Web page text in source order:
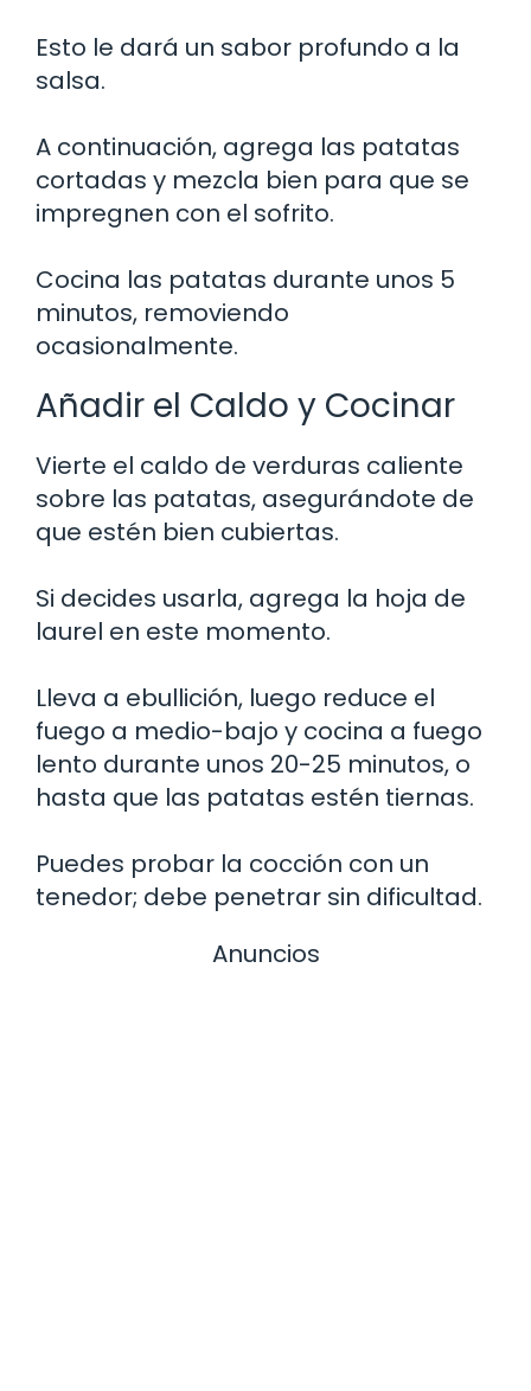
Esto le dará un sabor profundo a la
salsa.
A continuación, agrega las patatas
cortadas y mezcla bien para que se
impregnen con el sofrito.
Cocina las patatas durante unos 5
minutos, removiendo
ocasionalmente.
Añadir el Caldo y Cocinar
Vierte el caldo de verduras caliente
sobre las patatas, asegurándote de
que estén bien cubiertas.
Si decides usarla, agrega la hoja de
laurel en este momento.
Lleva a ebullición, luego reduce el
fuego a medio-bajo y cocina a fuego
lento durante unos 20-25 minutos, o
hasta que las patatas estén tiernas.
Puedes probar la cocción con un
tenedor; debe penetrar sin dificultad.
Anuncios